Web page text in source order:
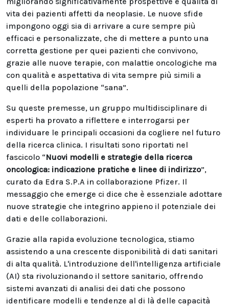
vita dei pazienti affetti da neoplasie. Le nuove sfide
impongono oggi sia di arrivare a cure sempre più
efficaci e personalizzate, che di mettere a punto una
corretta gestione per quei pazienti che convivono,
grazie alle nuove terapie, con malattie oncologiche ma
con qualità e aspettativa di vita sempre più simili a
quelli della popolazione “sana”.
Su queste premesse, un gruppo multidisciplinare di
esperti ha provato a riflettere e interrogarsi per
individuare le principali occasioni da cogliere nel futuro
della ricerca clinica. I risultati sono riportati nel
fascicolo “Nuovi modelli e strategie della ricerca
oncologica: indicazione pratiche e linee di indirizzo”,
curato da Edra S.P.A in collaborazione Pfizer. Il
messaggio che emerge ci dice che è essenziale adottare
nuove strategie che integrino appieno il potenziale dei
dati e delle collaborazioni.
Grazie alla rapida evoluzione tecnologica, stiamo
assistendo a una crescente disponibilità di dati sanitari
di alta qualità. L'introduzione dell'intelligenza artificiale
(AI) sta rivoluzionando il settore sanitario, offrendo
sistemi avanzati di analisi dei dati che possono
identificare modelli e tendenze al di là delle capacità